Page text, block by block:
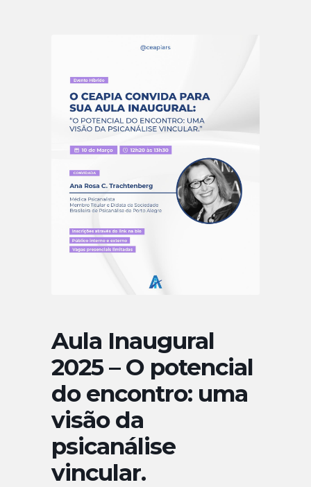
Aula Inaugural
2025 – O potencial
do encontro: uma
visão da
psicanálise
vincular.